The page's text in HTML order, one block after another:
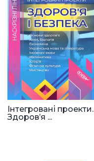
Інтегровані проекти.
Здоров’я ...